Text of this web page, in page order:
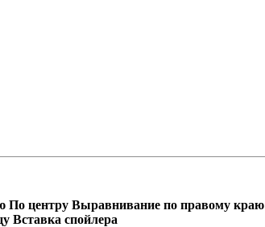
По центру Выравнивание по правому краю
Вставка спойлера